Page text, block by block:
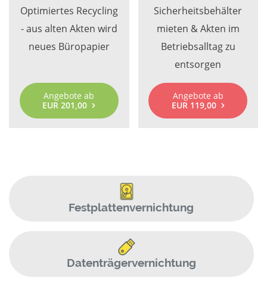
Optimiertes Recycling
- aus alten Akten wird
neues Büropapier
Angebote ab
EUR 201,00
Sicherheitsbehälter
mieten & Akten im
Betriebsalltag zu
entsorgen
Angebote ab
EUR 119,00
Festplattenvernichtung
Datenträgervernichtung